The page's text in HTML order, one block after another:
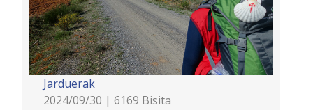
Jarduerak
2024/09/30 | 6169 Bisita